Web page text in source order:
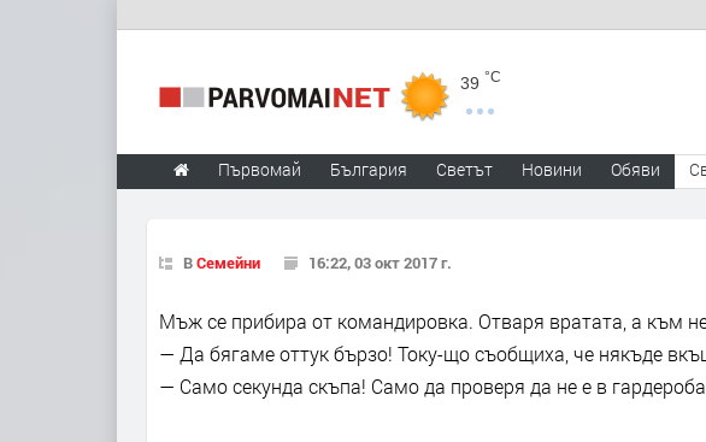
39 °C
Първомай България Светът Новини Обяви
ВСемейни 16:22, 03 окт 2017 г.
Мъж се прибира от командировка. Отваря вратата, а към
— Да бягаме оттук бързо! Току-що съобщиха, че някъде
— Само секунда скъпа! Само да проверя да не е в